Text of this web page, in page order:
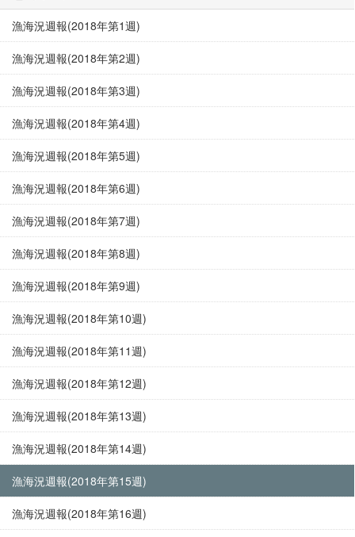
漁海況週報(2018年第1週)
漁海況週報(2018年第2週)
漁海況週報(2018年第3週)
漁海況週報(2018年第4週)
漁海況週報(2018年第5週)
漁海況週報(2018年第6週)
漁海況週報(2018年第7週)
漁海況週報(2018年第8週)
漁海況週報(2018年第9週)
漁海況週報(2018年第10週)
漁海況週報(2018年第11週)
漁海況週報(2018年第12週)
漁海況週報(2018年第13週)
漁海況週報(2018年第14週)
漁海況週報(2018年第15週)
漁海況週報(2018年第16週)